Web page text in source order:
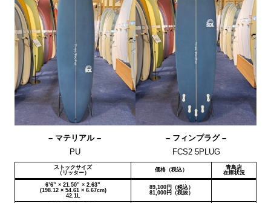
– マテリアル –
PU
– フィンプラグ –
FCS2 5PLUG
ストックサイズ
（リッター）
価格（税込）
青島店
在庫状況
6’6” × 21.50” × 2.63”
(198.12 × 54.61 × 6.67cm)
42.1L
89,100円（税込）
81,000円（税抜）